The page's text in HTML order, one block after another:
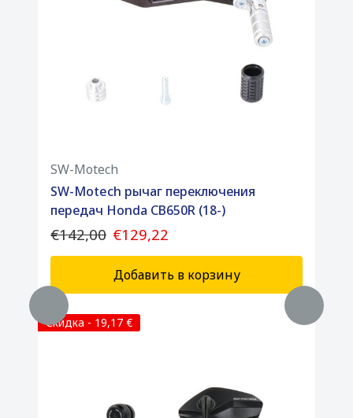
SW-Motech
SW-Motech рычаг переключения
передач Honda CB650R (18-)
€142,00 €129,22
Добавить в корзину
Скидка - 19,17 €